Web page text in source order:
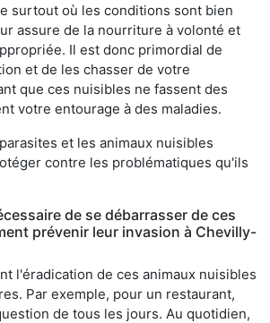
surtout où les conditions sont bien
assure de la nourriture à volonté et
Il est donc primordial de
et de les chasser de votre
que ces nuisibles ne fassent des
votre entourage à des maladies.
et les animaux nuisibles
contre les problématiques qu'ils
de se débarrasser de ces
prévenir leur invasion à Chevilly-
l'éradication de ces animaux nuisibles
Par exemple, pour un restaurant,
de tous les jours. Au quotidien,